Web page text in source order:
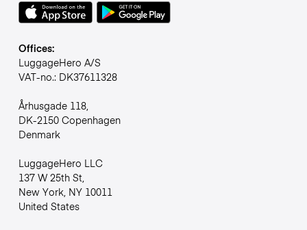
Offices:
LuggageHero A/S
VAT-no.: DK37611328
Århusgade 118,
DK-2150 Copenhagen
Denmark
LuggageHero LLC
137 W 25th St,
New York, NY 10011
United States